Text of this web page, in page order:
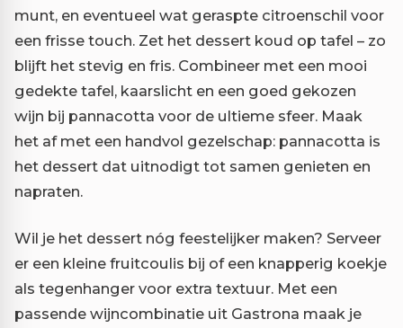
munt, en eventueel wat geraspte citroenschil voor
een frisse touch. Zet het dessert koud op tafel – zo
blijft het stevig en fris. Combineer met een mooi
gedekte tafel, kaarslicht en een goed gekozen
wijn bij pannacotta voor de ultieme sfeer. Maak
het af met een handvol gezelschap: pannacotta is
het dessert dat uitnodigt tot samen genieten en
napraten.
Wil je het dessert nóg feestelijker maken? Serveer
er een kleine fruitcoulis bij of een knapperig koekje
als tegenhanger voor extra textuur. Met een
passende wijncombinatie uit Gastrona maak je